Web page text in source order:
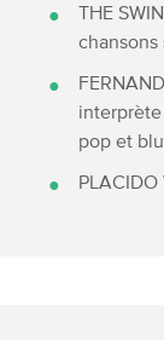
THE
chansons
pop et